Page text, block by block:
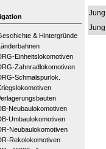
& Hintergründe
Einheitslokomotiven
Zahnradlokomotiven
Schmalspurlok.
Neubaulokomotiven
Umbaulokomotiven
Neubaulokomotiven
Rekolokomotiven
Jung
Jung